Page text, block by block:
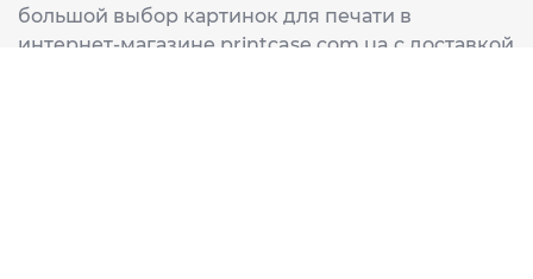
большой выбор картинок для печати в
интернет-магазине printcase.com.ua с доставкой